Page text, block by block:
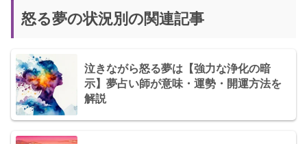
怒る夢の状況別の関連記事
泣きながら怒る夢は【強力な浄化の暗
示】夢占い師が意味・運勢・開運方法を
解説